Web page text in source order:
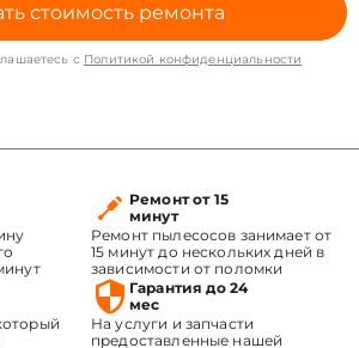
стоимость ремонта
с Политикой конфиденциальности
Ремонт от 15
минут
Ремонт пылесосов занимает от
15 минут до нескольких дней в
зависимости от поломки
Гарантия до 24
мес
На услуги и запчасти
предоставленные нашей